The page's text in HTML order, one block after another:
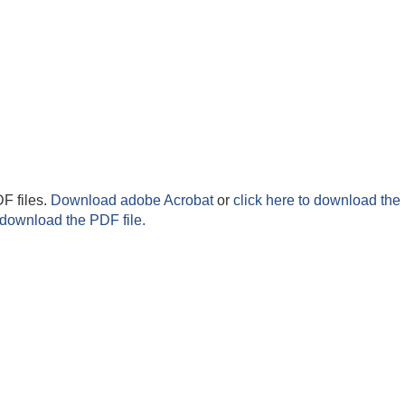
files. Download adobe Acrobator click here to download the
the PDF file.